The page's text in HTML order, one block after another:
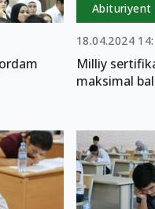
Abituriyent
18.04.2024
Milliy
maksimal